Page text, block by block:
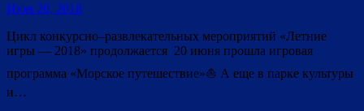
Июн 20, 2018
Цикл конкурсно–развлекательных мероприятий «Летние
игры — 2018» продолжается 20 июня прошла игровая
программа «Морское путешествие»⛵ А еще в парке культуры
и…